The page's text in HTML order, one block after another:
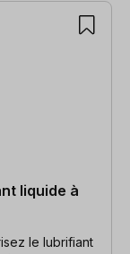
liquide à
le lubrifiant